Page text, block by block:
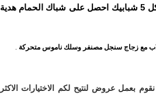
فقط فى يوليو 2023 عند طلب شبابيك بى فى سى اى موديل قطاع ابيض لكل 5 شبابيك احصل على شباك الحمام هدية
بعمل عروض لنتيح لكم الاختيارات الاكثر